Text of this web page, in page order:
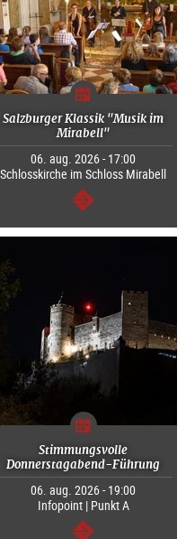
Salzburger Klassik "Musik im
Mirabell"
06. aug. 2026 - 17:00
Schlosskirche im Schloss Mirabell
Tovább
Stimmungsvolle
Donnerstagabend-Führung
06. aug. 2026 - 19:00
Infopoint | Punkt A